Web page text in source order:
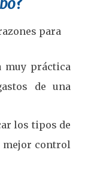
?
para
muy práctica
de una
los tipos de
mejor control